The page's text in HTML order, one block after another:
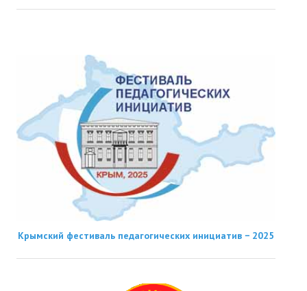
Крымский фестиваль педагогических инициатив − 2025